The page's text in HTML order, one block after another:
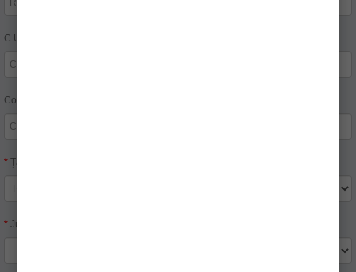
C.U.I.
Cod poştal:
Ţară:
Judeţ: